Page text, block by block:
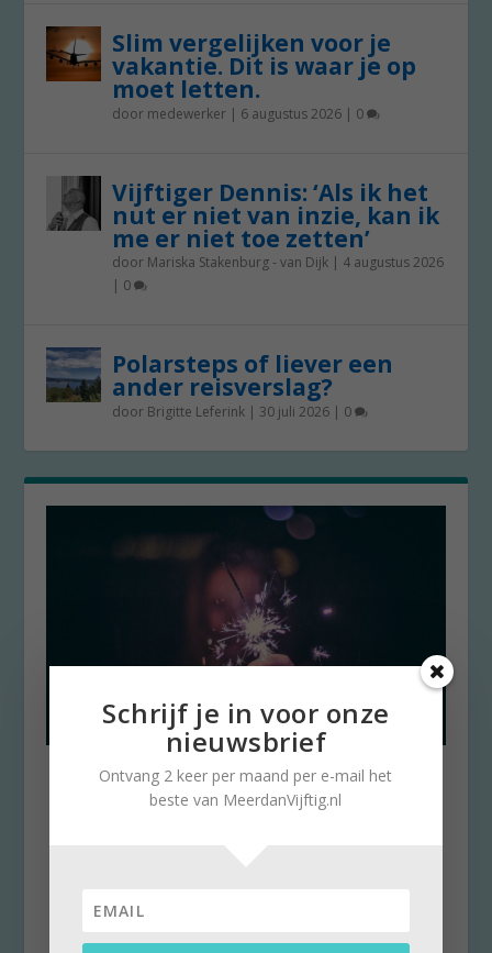
Slim vergelijken voor je
vakantie. Dit is waar je op
moet letten.
door medewerker | 6 augustus 2026 | 0
Vijftiger Dennis: ‘Als ik het
nut er niet van inzie, kan ik
me er niet toe zetten’
door Mariska Stakenburg - van Dijk | 4 augustus 2026
| 0
Polarsteps of liever een
ander reisverslag?
door Brigitte Leferink | 30 juli 2026 | 0
5 Ergernissen om achter te
laten in 2019
Schrijf je in voor onze
nieuwsbrief
Ontvang 2 keer per maand per e-mail het
beste van MeerdanVijftig.nl